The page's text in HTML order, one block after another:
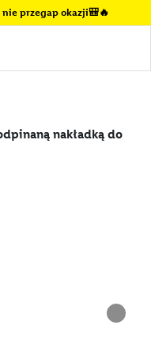
przegap okazji🎒🔥
nakładką do